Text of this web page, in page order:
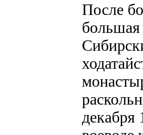
После
большая
декабря